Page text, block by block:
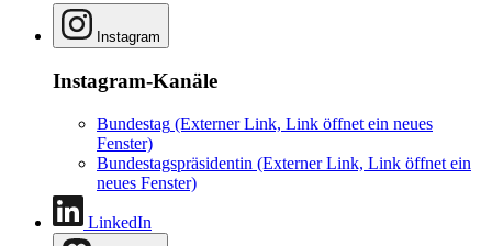
Instagram
Instagram-Kanäle
Bundestag (Externer Link, Link öffnet ein neues
Fenster)
Bundestagspräsidentin (Externer Link, Link öffnet ein
neues Fenster)
LinkedIn